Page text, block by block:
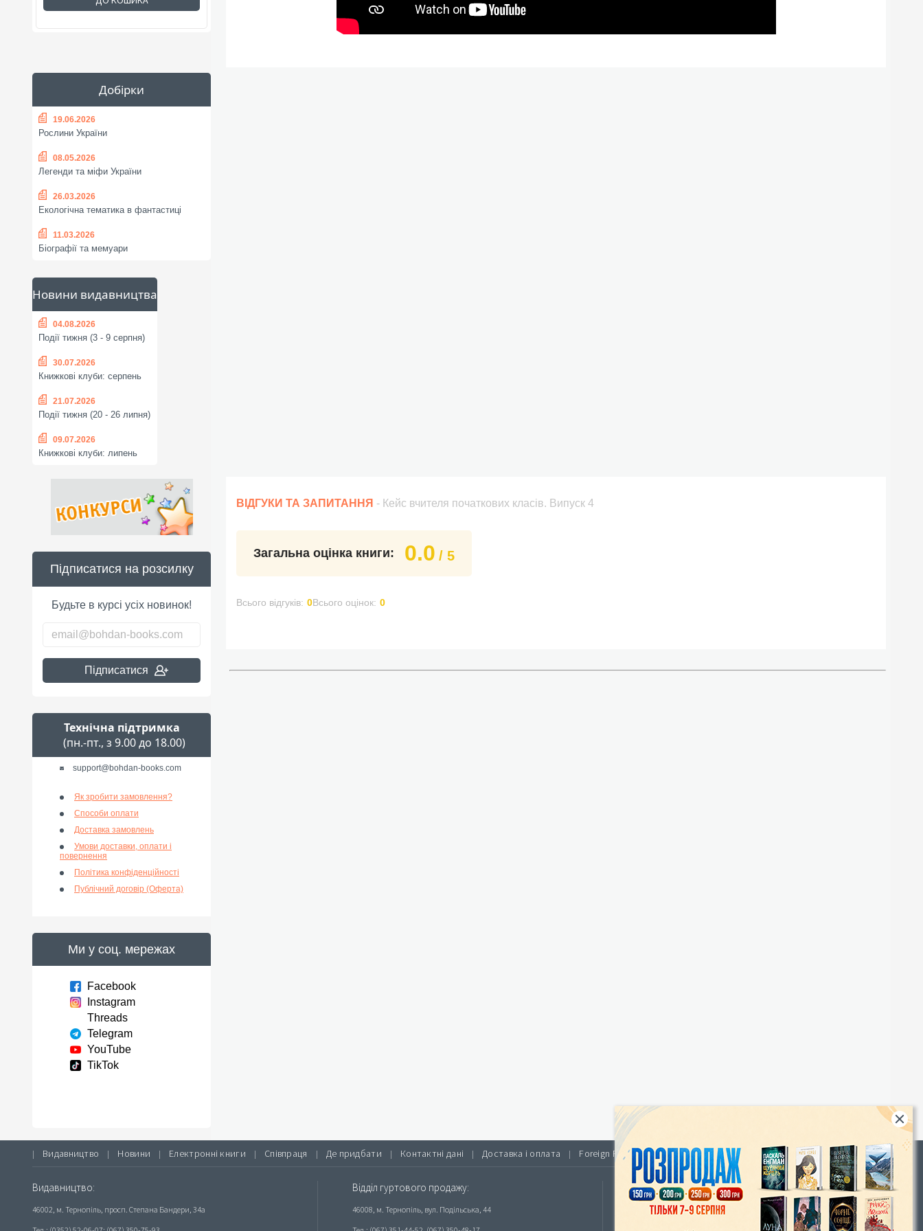
Добірки
19.06.2026
Рослини України
08.05.2026
Легенди та міфи України
26.03.2026
Екологічна тематика в фантастиці
11.03.2026
Біографії та мемуари
Новини видавництва
04.08.2026
Події тижня (3 - 9 серпня)
30.07.2026
Книжкові клуби: серпень
21.07.2026
Події тижня (20 - 26 липня)
09.07.2026
Книжкові клуби: липень
Підписатися на розсилку
Будьте в курсі усіх новинок!
Підписатися
Технічна підтримка
(пн.-пт., з 9.00 до 18.00)
support@bohdan-books.com
Як зробити замовлення?
Способи оплати
Доставка замовлень
Умови доставки, оплати і
повернення
Політика конфіденційності
Публічний договір (Оферта)
Ми у соц. мережах
Facebook
Instagram
Threads
Telegram
YouTube
TikTok
ВІДГУКИ ТА ЗАПИТАННЯ - Кейс вчителя початкових класів. Випуск 4
Загальна оцінка книги: 0.0 / 5
Всього відгуків: 0Всього оцінок: 0
| Видавництво | Новини | Електронні книги | Співпраця | Де придбати | Контактні дані | Доставка і оплата | Foreign Rights |
Видавництво:
46002, м. Тернопіль, просп. Степана Бандери, 34а
Відділ гуртового продажу:
46008, м. Тернопіль, вул. Подільська, 44
Інтернет-магазин «Видавництво Богдан»:
46018, м. Тернопіль, А/С 529